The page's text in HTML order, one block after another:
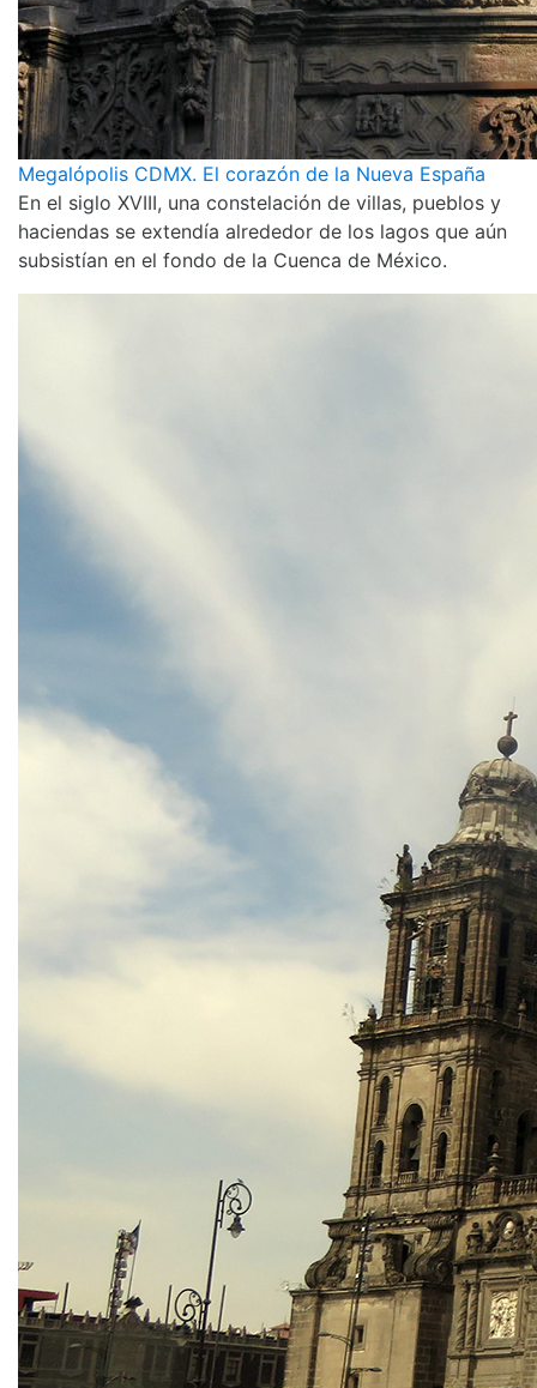
Megalópolis CDMX. El corazón de la Nueva España
En el siglo XVIII, una constelación de villas, pueblos y
haciendas se extendía alrededor de los lagos que aún
subsistían en el fondo de la Cuenca de México.